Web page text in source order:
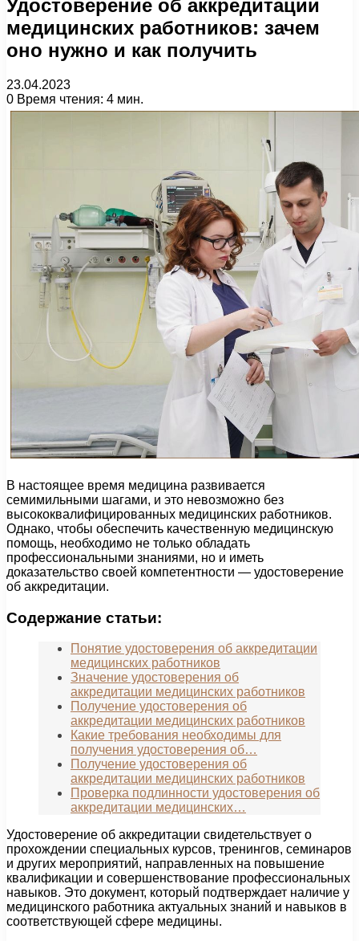
Удостоверение об аккредитации
медицинских работников: зачем
оно нужно и как получить
23.04.2023
0 Время чтения: 4 мин.
В настоящее время медицина развивается
семимильными шагами, и это невозможно без
высококвалифицированных медицинских работников.
Однако, чтобы обеспечить качественную медицинскую
помощь, необходимо не только обладать
профессиональными знаниями, но и иметь
доказательство своей компетентности — удостоверение
об аккредитации.
Содержание статьи:
Понятие удостоверения об аккредитации
медицинских работников
Значение удостоверения об
аккредитации медицинских работников
Получение удостоверения об
аккредитации медицинских работников
Какие требования необходимы для
получения удостоверения об…
Получение удостоверения об
аккредитации медицинских работников
Проверка подлинности удостоверения об
аккредитации медицинских…
Удостоверение об аккредитации свидетельствует о
прохождении специальных курсов, тренингов, семинаров
и других мероприятий, направленных на повышение
квалификации и совершенствование профессиональных
навыков. Это документ, который подтверждает наличие у
медицинского работника актуальных знаний и навыков в
соответствующей сфере медицины.